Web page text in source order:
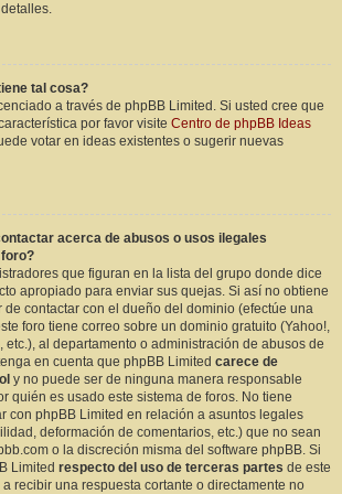
tal cosa?
a través de phpBB Limited. Si usted cree que
por favor visite Centro de phpBB Ideas
votar en ideas existentes o sugerir nuevas
acerca de abusos o usos ilegales
que figuran en la lista del grupo donde dice
apropiado para enviar sus quejas. Si así no obtiene
de contactar con el dueño del dominio (efectúe una
foro tiene correo sobre un dominio gratuito (Yahoo!,
etc.), al departamento o administración de abusos de
en cuenta que phpBB Limited carece de
y no puede ser de ninguna manera responsable
quién es usado este sistema de foros. No tiene
con phpBB Limited en relación a asuntos legales
deformación de comentarios, etc.) que no sean
o la discreción misma del software phpBB. Si
Limited respecto del uso de terceras partes de este
recibir una respuesta cortante o directamente no